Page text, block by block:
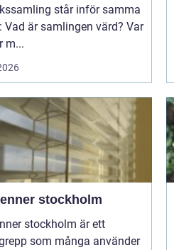
står inför samma
Vad är samlingen värd? Var
m...
stockholm
stockholm är ett
som många använder